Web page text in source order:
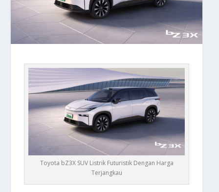
Toyota bZ3X SUV Listrik Futuristik Dengan Harga
Terjangkau